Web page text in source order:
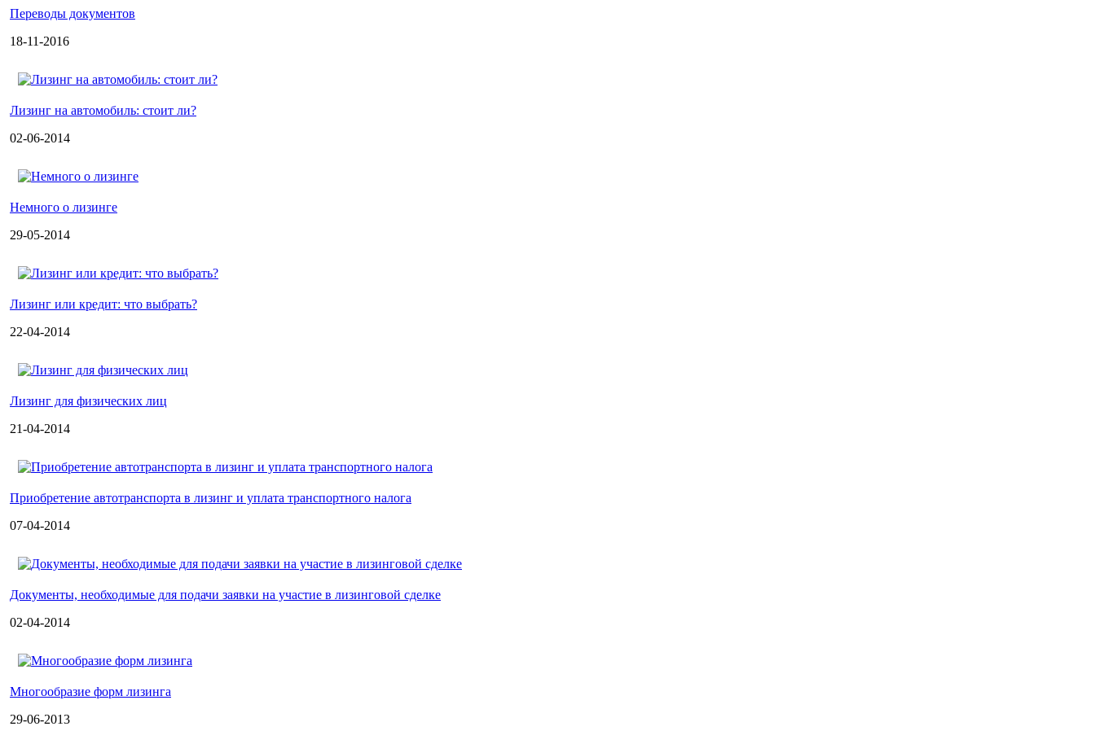
Переводы документов
18-11-2016
Лизинг на автомобиль: стоит ли?
02-06-2014
Немного о лизинге
29-05-2014
Лизинг или кредит: что выбрать?
22-04-2014
Лизинг для физических лиц
21-04-2014
Приобретение автотранспорта в лизинг и уплата транспортного налога
07-04-2014
Документы, необходимые для подачи заявки на участие в лизинговой сделке
02-04-2014
Многообразие форм лизинга
29-06-2013